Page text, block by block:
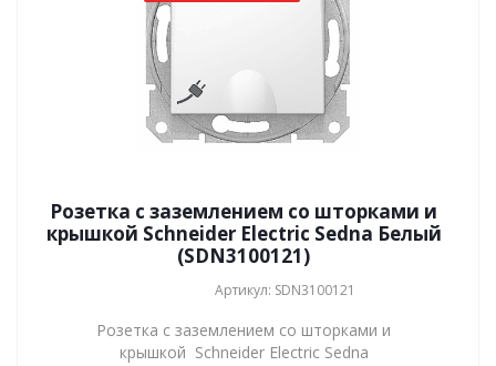
Розетка с заземлением со шторками и
крышкой Schneider Electric Sedna Белый
(SDN3100121)
Артикул: SDN3100121
Розетка с заземлением со шторками и
крышкой Schneider Electric Sedna